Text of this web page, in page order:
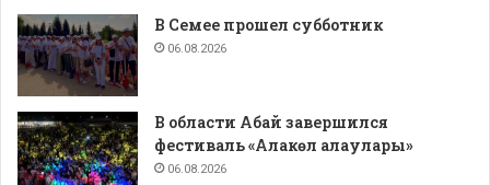
В Семее прошел субботник
06.08.2026
В области Абай завершился
фестиваль «Алакөл алаулары»
06.08.2026